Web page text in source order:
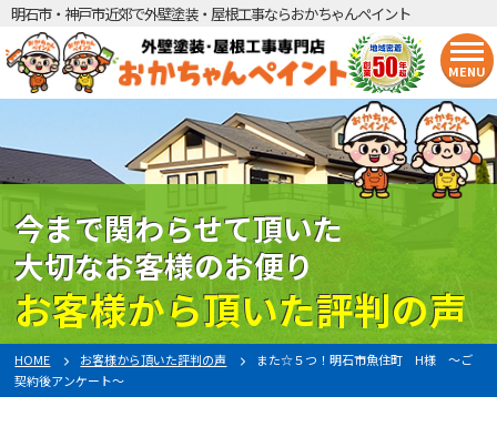
明石市・神戸市近郊で外壁塗装・屋根工事ならおかちゃんペイント
MENU
今まで関わらせて頂いた
大切なお客様のお便り
お客様から頂いた評判の声
HOME お客様から頂いた評判の声
また☆５つ！明石市魚住町 H様 〜ご
契約後アンケート〜